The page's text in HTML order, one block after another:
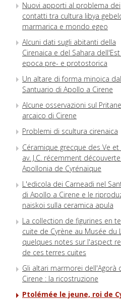
Nuovi apporti al problema dei
contatti tra cultura libya
marmarica e mondo egeo
Alcuni dati sugli abitanti della
Cirenaica e del Sahara
epoca pre- e protostorica
Un altare di forma minoica dal
Santuario di Apollo a Cirene
Alcune osservazioni sul
arcaico di Cirene
Problemi di scultura cirenaica
Céramique grecque des Ve et
av. J.C. récemment
Apollonia de Cyrénaïque
L'edicola dei Carneadi nel
di Apollo a Cirene e le
naiskoi sulla ceramica apula
La collection de figurines en
cuite de Cyrène au Musée du
quelques notes sur l'aspect
de ces terres cuites
Gli altari marmorei dell'Agorà
Cirene : la ricostruzione
Ptolémée le jeune, roi de